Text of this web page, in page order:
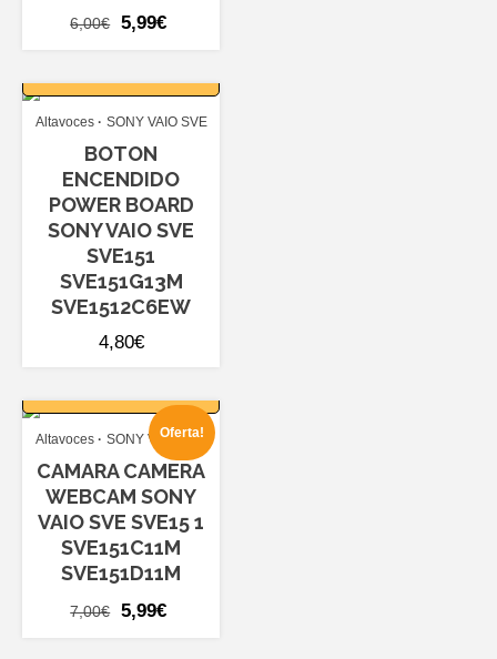
6,00€
El
era:
6,00€.
5,99€
es:
5,99€.
Altavoces SONY VAIO SVE
BOTON
ENCENDIDO
POWER BOARD
SONY VAIO SVE
SVE151
SVE151G13M
SVE1512C6EW
4,80€
Oferta!
Altavoces SONY VAIO SVE
CAMARA CAMERA
WEBCAM SONY
VAIO SVE SVE15 1
SVE151C11M
SVE151D11M
7,00€
El
5,99€